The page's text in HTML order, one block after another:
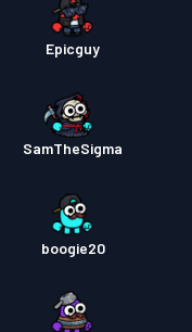
Epicguy
SamTheSigma
boogie20